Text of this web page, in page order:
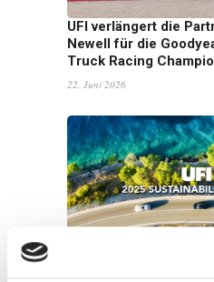
UFI verlängert die
Newell für die
Truck Racing
22. Juni 2026